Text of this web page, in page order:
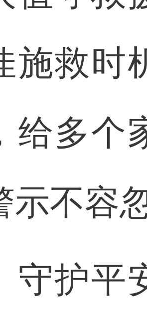
施救时
给多个
示不容
平安